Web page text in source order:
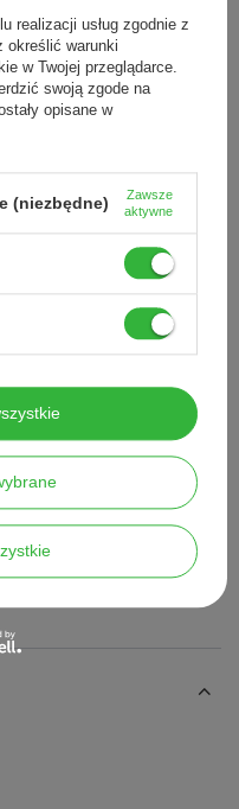
Pro krem regenerujący do
zł
na grzybicę paznokci +
zł
realizacji usług zgodnie z
określić warunki
w Twojej przeglądarce.
swoją zgode na
opisane w
(niezbędne)
Zawsze
aktywne